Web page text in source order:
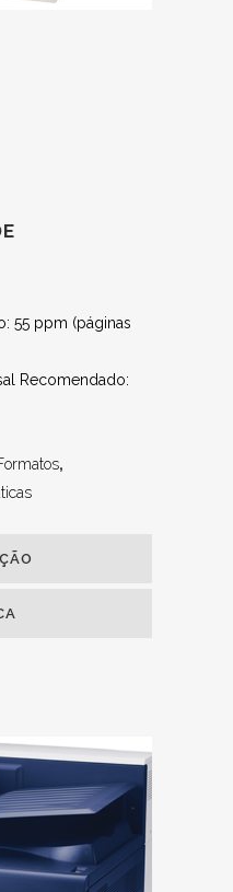
55 ppm (páginas
Recomendado:
,